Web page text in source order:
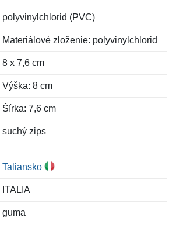
polyvinylchlorid (PVC)
Materiálové zloženie: polyvinylchlorid
8 x 7,6 cm
Výška: 8 cm
Šírka: 7,6 cm
suchý zips
Taliansko
ITALIA
guma